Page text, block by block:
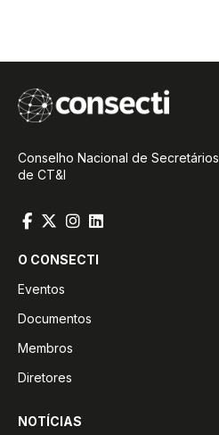
Conselho Nacional de
de CT&I
O CONSECTI
Eventos
Documentos
Membros
Diretores
NOTÍCIAS